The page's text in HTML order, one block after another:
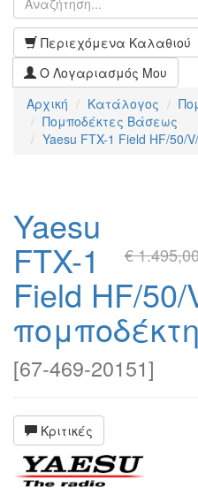
Περιεχόμενα Καλαθιού
Ο Λογαριασμός Μου
Αρχική
Κατάλογος
Πομποδέκτες Βάσεως
Yaesu FTX-1 Field HF/50/
€
Yaesu
FTX-1
Field HF/50/
[67-469-20151]
Κριτικές